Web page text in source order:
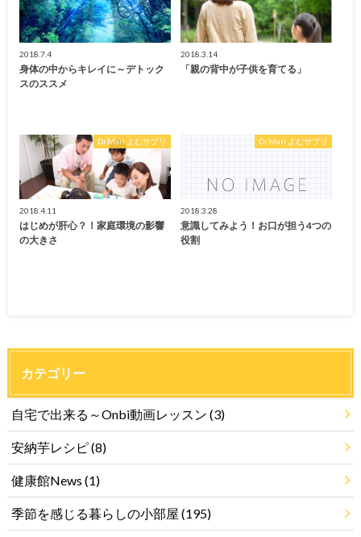
2018.7.4
身体の中からキレイに～デトック
スのススメ
2018.3.14
「親の背中が子供を育てる」
Dr.Mari よむサプリ
2018.4.11
はじめが肝心？！家庭環境の影響
の大きさ
Dr.Mari よむサプリ
2018.3.28
意識してみよう！お口が担う4つの
役割
カテゴリー
自宅で出来る～Onbi動画レッスン (3)
安納芋レシピ(8)
健康館News (1)
季節を感じる暮らしの小部屋 (195)